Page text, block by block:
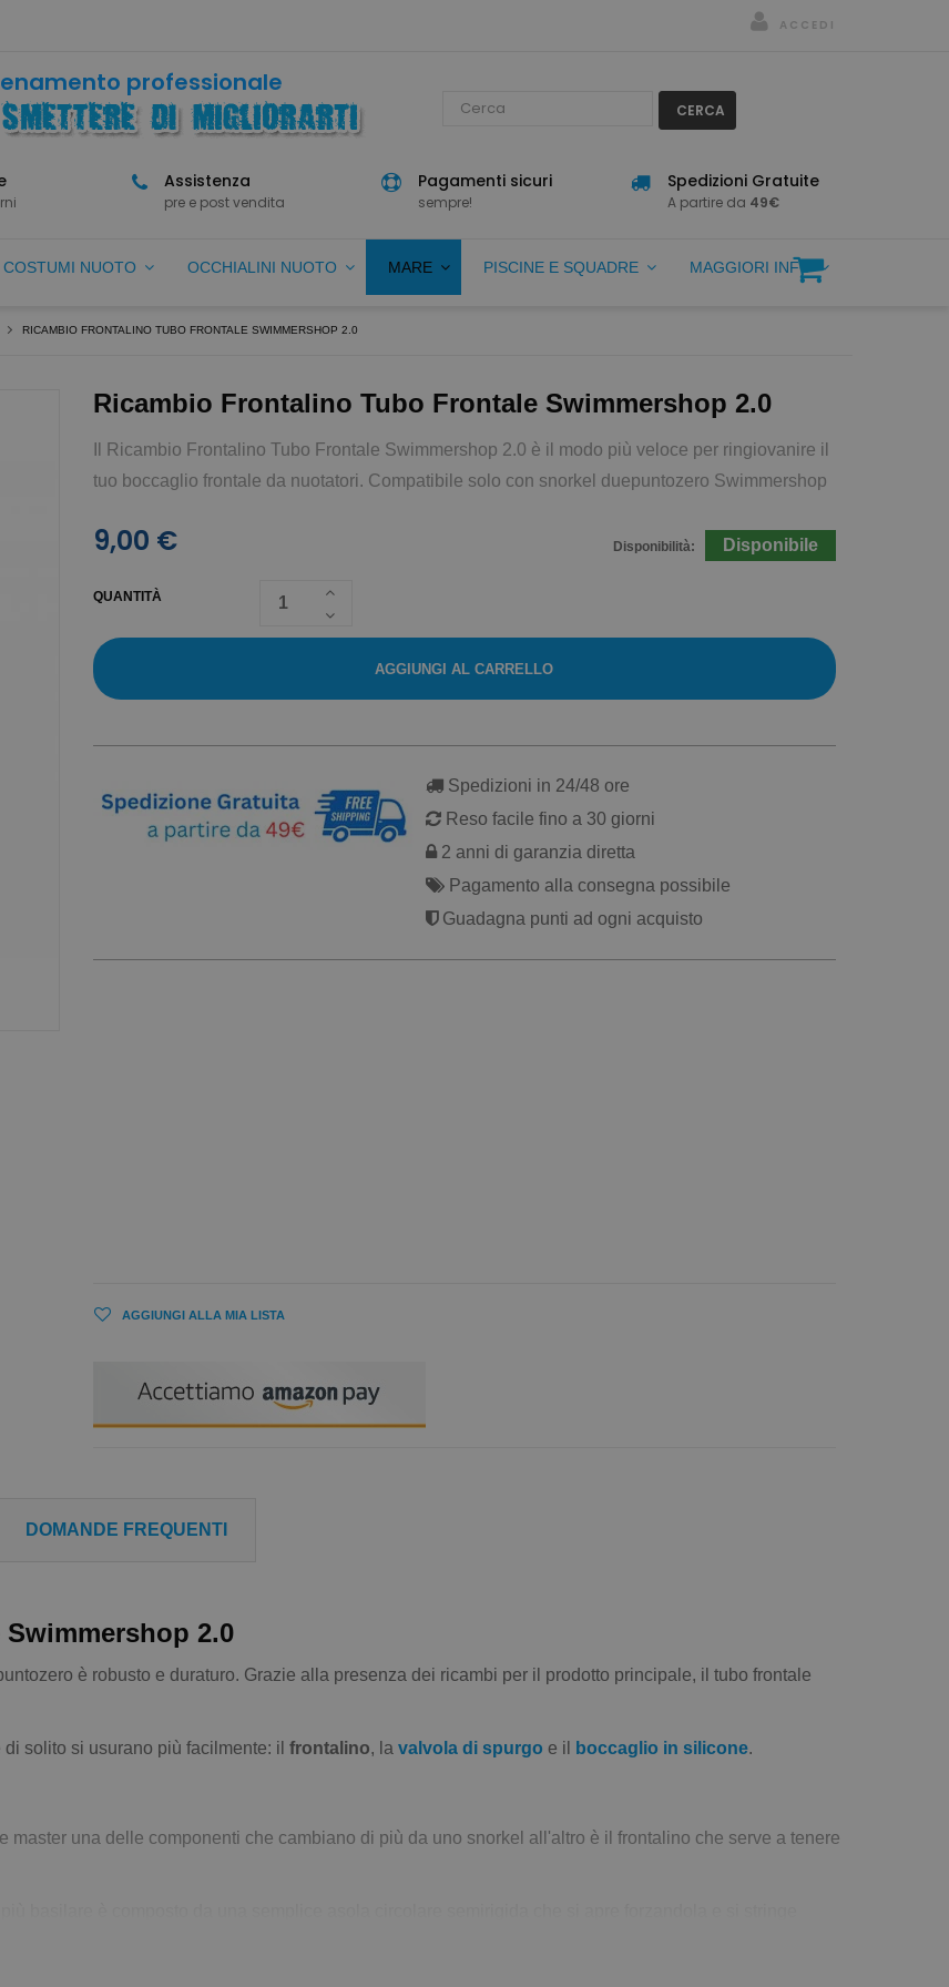
ACCEDI
professionale
CERCA
Assistenza
pre e post vendita
Pagamenti sicuri
sempre!
Spedizioni Gratuite
A partire da 49€
COSTUMI NUOTO OCCHIALINI NUOTO MARE PISCINE E SQUADRE MAGGIORI INFO
RICAMBIO FRONTALINO TUBO FRONTALE SWIMMERSHOP 2.0
Ricambio Frontalino Tubo Frontale Swimmershop 2.0
Il Ricambio Frontalino Tubo Frontale Swimmershop 2.0 è il modo più veloce per ringiovanire il
tuo boccaglio frontale da nuotatori. Compatibile solo con snorkel duepuntozero Swimmershop
Disponibilità: Disponibile
9,00 €
QUANTITÀ
AGGIUNGI AL CARRELLO
Spedizioni in 24/48 ore
Reso facile fino a 30 giorni
2 anni di garanzia diretta
Pagamento alla consegna possibile
Guadagna punti ad ogni acquisto
AGGIUNGI ALLA MIA LISTA
DOMANDE FREQUENTI
2.0
è robusto e duraturo. Grazie alla presenza dei ricambi per il prodotto principale, il tubo frontale
solito si usurano più facilmente: il frontalino, la valvola di spurgo e il boccaglio in silicone.
master una delle componenti che cambiano di più da uno snorkel all'altro è il frontalino che serve a tenere
instabile perché